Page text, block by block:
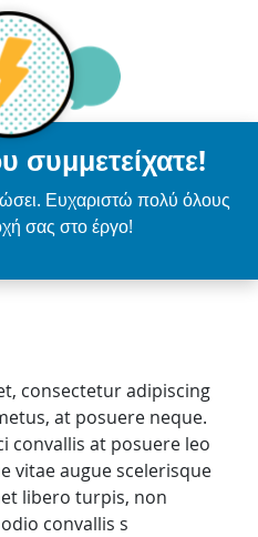
συμμετείχατε!
Ευχαριστώ πολύ όλους
σας στο έργο!
consectetur adipiscing
at posuere neque.
convallis at posuere leo
vitae augue scelerisque
libero turpis, non
convallis s